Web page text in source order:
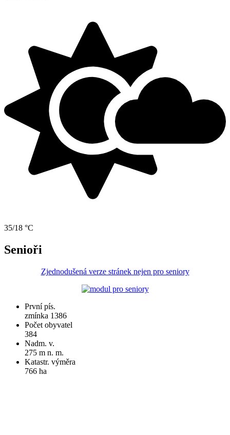
35/18 °C
Senioři
Zjednodušená verze stránek nejen pro seniory
První pís.
zmínka 1386
Počet obyvatel
384
Nadm. v.
275 m n. m.
Katastr. výměra
766 ha